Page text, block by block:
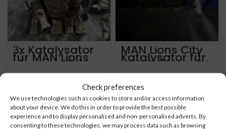
Check preferences
We use technologies such as cookies to store and/or access information
about your device. We do this in order to provide the best possible
experience and to display personalised and non-personalised adverts. By
consenting to these technologies, we may process data such as browsing
3x Katalysator
für MAN Lions
City Euro 5 / Eev
A20 – a21 – A23
MAN Lions City
Katalysator für
Euro 5 / Eev A20
a21 a23